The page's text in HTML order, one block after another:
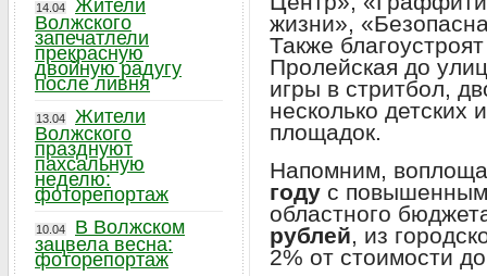
жизни»,
Также
Пролейская до
игры в стритбол,
несколько детских
площадок.
Напомним,
году с
областного
рублей, из
2% от стоимости
14.04
Жители
Волжского
запечатлели
прекрасную
двойную радугу
после ливня
13.04
Жители
Волжского
празднуют
пахсальную
неделю:
фоторепортаж
10.04
В Волжском
зацвела весна:
фоторепортаж